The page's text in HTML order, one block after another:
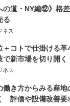
の道・NY編⑫》格
る
ネス
＋コトで仕掛ける
で新市場を切り開く
ネス
働き方からみる産
評価や設備改善要